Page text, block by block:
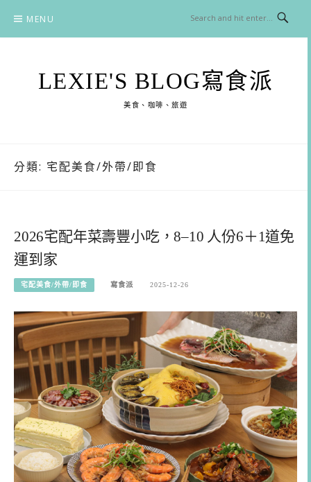
content
MENU
LEXIE'S BLOG寫食派
美食、咖啡、旅遊
分類: 宅配美食/外帶/即食
2026宅配年菜壽豐小吃，8–10 人份6＋1道免
運到家
宅配美食/外帶/即食 寫食派 2025-12-26